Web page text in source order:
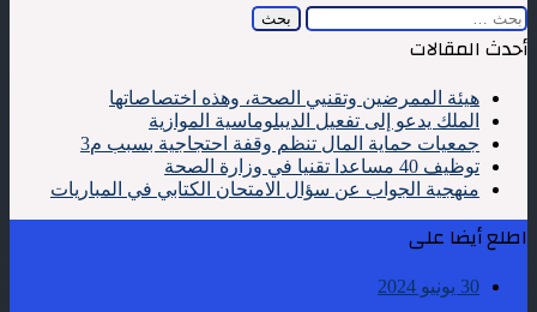
البحث
عن:
أحدث المقالات
هيئة الممرضين وتقنيي الصحة، وهذه اختصاصاتها
الملك يدعو إلى تفعيل الديبلوماسية الموازية
جمعيات حماية المال تنظم وقفة احتجاجية بسبب م3
توظيف 40 مساعدا تقنيا في وزارة الصحة
منهجية الجواب عن سؤال الامتحان الكتابي في المباريات
اطلع أيضا على
30 يونيو 2024